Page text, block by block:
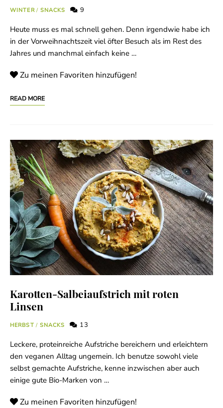
WINTER/ SNACKS 9
Heute muss es mal schnell gehen. Denn irgendwie habe ich
in der Vorweihnachtszeit viel öfter Besuch als im Rest des
Jahres und manchmal einfach keine …
Zu meinen Favoriten hinzufügen!
READ MORE
Karotten-Salbeiaufstrich mit roten
Linsen
HERBST / SNACKS 13
Leckere, proteinreiche Aufstriche bereichern und erleichtern
den veganen Alltag ungemein. Ich benutze sowohl viele
selbst gemachte Aufstriche, kenne inzwischen aber auch
einige gute Bio-Marken von …
Zu meinen Favoriten hinzufügen!